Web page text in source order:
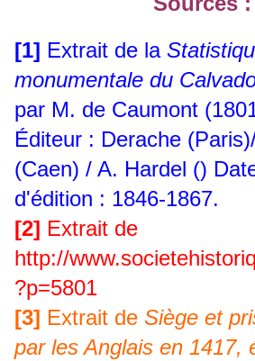
[1] Extrait de la
monumentale du
par M. de Caumont
Éditeur : Derache
(Caen) / A. Hardel ()
d'édition : 1846-1867.
[2] Extrait de
http://
?p=5801
[3] Extrait de Siège et
par les Anglais en 1417,